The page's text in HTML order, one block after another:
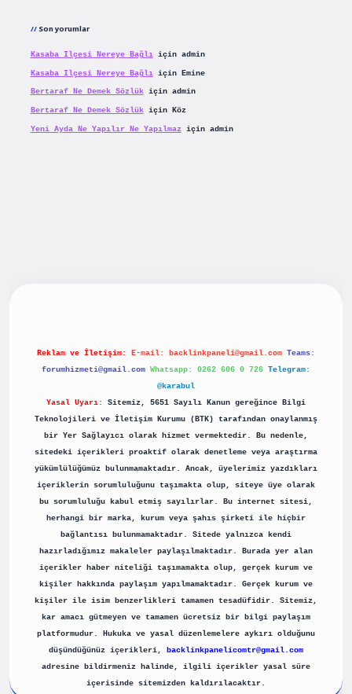
Son yorumlar
Kasaba Ilçesi Nereye Bağlıiçin admin
Kasaba Ilçesi Nereye Bağlıiçin Emine
Bertaraf Ne Demek Sözlükiçin admin
Bertaraf Ne Demek Sözlükiçin Köz
Yeni Ayda Ne Yapılır Ne Yapılmaziçin admin
Reklam ve İletişim: E-mail: backlinkpaneli@gmail.com Teams:
forumhizmeti@gmail.com Whatsapp: 0262 606 0 726 Telegram:
@karabul
Yasal Uyarı:
Sitemiz, 5651 Sayılı Kanun gereğince Bilgi
Teknolojileri ve İletişim Kurumu (BTK) tarafından onaylanmış
bir Yer Sağlayıcı olarak hizmet vermektedir. Bu nedenle,
sitedeki içerikleri proaktif olarak denetleme veya araştırma
yükümlülüğümüz bulunmamaktadır. Ancak, üyelerimiz yazdıkları
içeriklerin sorumluluğunu taşımakta olup, siteye üye olarak
bu sorumluluğu kabul etmiş sayılırlar. Bu internet sitesi,
herhangi bir marka, kurum veya şahıs şirketi ile hiçbir
bağlantısı bulunmamaktadır. Sitede yalnızca kendi
hazırladığımız makaleler paylaşılmaktadır. Burada yer alan
içerikler haber niteliği taşımamakta olup, gerçek kurum ve
kişiler hakkında paylaşım yapılmamaktadır. Gerçek kurum ve
kişiler ile isim benzerlikleri tamamen tesadüfidir. Sitemiz,
kar amacı gütmeyen ve tamamen ücretsiz bir bilgi paylaşım
platformudur. Hukuka ve yasal düzenlemelere aykırı olduğunu
düşündüğünüz içerikleri,
backlinkpanelicomtr@gmail.com
adresine bildirmeniz halinde, ilgili içerikler yasal süre
içerisinde sitemizden kaldırılacaktır.